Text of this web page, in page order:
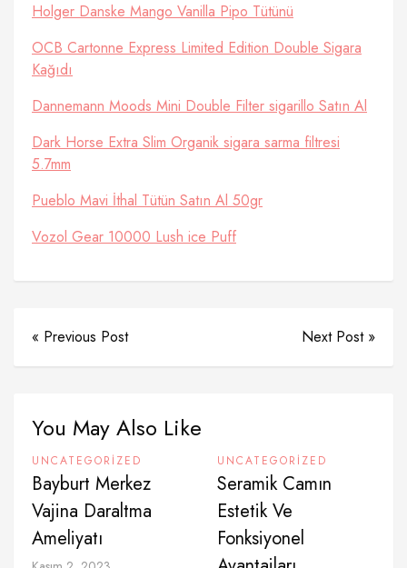
Holger Danske Mango Vanilla Pipo Tütünü
OCB Cartonne Express Limited Edition Double Sigara
Kağıdı
Dannemann Moods Mini Double Filter sigarillo Satın Al
Dark Horse Extra Slim Organik sigara sarma filtresi
5.7mm
Pueblo Mavi İthal Tütün Satın Al 50gr
Vozol Gear 10000 Lush ice Puff
« Previous Post Next Post »
You May Also Like
UNCATEGORIZED
Bayburt Merkez
Vajina Daraltma
Ameliyatı
UNCATEGORIZED
Seramik Camın
Estetik Ve
Fonksiyonel